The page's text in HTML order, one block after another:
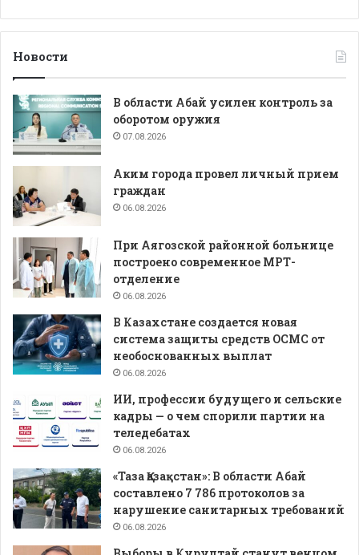
Новости
В области Абай усилен контроль за
оборотом оружия
07.08.2026
Аким города провел личный прием
граждан
06.08.2026
При Аягозской районной больнице
построено современное МРТ-
отделение
06.08.2026
В Казахстане создается новая
система защиты средств ОСМС от
необоснованных выплат
06.08.2026
ИИ, профессии будущего и сельские
кадры — о чем спорили партии на
теледебатах
06.08.2026
«Таза Қазақстан»: В области Абай
составлено 7 786 протоколов за
нарушение санитарных требований
06.08.2026